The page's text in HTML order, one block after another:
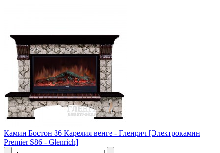
Камин Бостон 86 Карелия венге - Гленрич [Электрокамин
Premier S86 - Glenrich]